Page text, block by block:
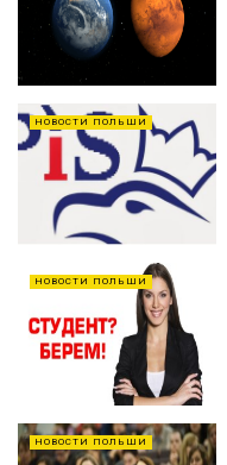
НОВОСТИ ПОЛЬШИ
НОВОСТИ ПОЛЬШИ
НОВОСТИ ПОЛЬШИ